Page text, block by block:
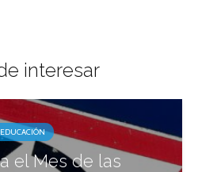
interesar
EDUCACIÓN
el Mes de las